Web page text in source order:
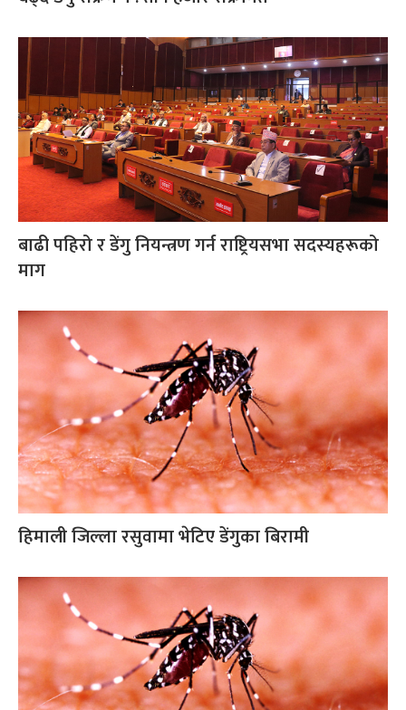
बाढी पहिरो र डेंगु नियन्त्रण गर्न राष्ट्रियसभा सदस्यहरूको
माग
हिमाली जिल्ला रसुवामा भेटिए डेंगुका बिरामी